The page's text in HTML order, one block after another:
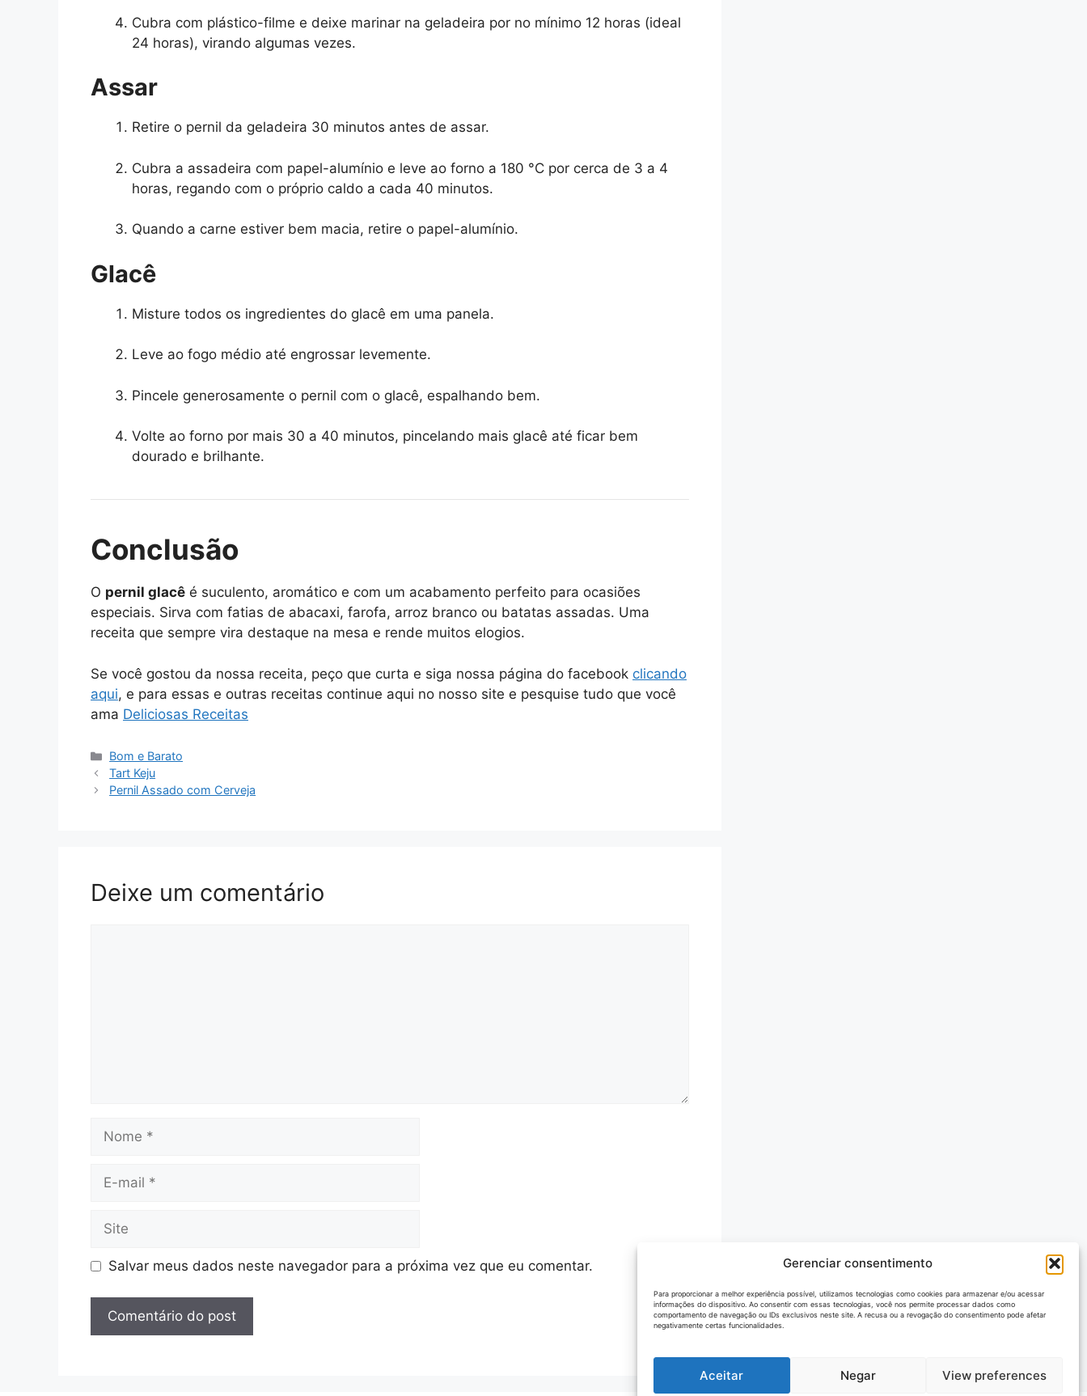
Gerenciar consentimento
Para proporcionar a melhor experiência possível, utilizamos tecnologias como cookies para armazenar e/ou acessar
informações do dispositivo. Ao consentir com essas tecnologias, você nos permite processar dados como
comportamento de navegação ou IDs exclusivos neste site. A recusa ou a revogação do consentimento pode afetar
negativamente certas funcionalidades.
Aceitar Negar View preferences
Cubra com plástico-filme e deixe marinar na geladeira por no mínimo 12 horas (ideal
24 horas), virando algumas vezes.
Assar
Retire o pernil da geladeira 30 minutos antes de assar.
Cubra a assadeira com papel-alumínio e leve ao forno a 180 °C por cerca de 3 a 4
horas, regando com o próprio caldo a cada 40 minutos.
Quando a carne estiver bem macia, retire o papel-alumínio.
Glacê
Misture todos os ingredientes do glacê em uma panela.
Leve ao fogo médio até engrossar levemente.
Pincele generosamente o pernil com o glacê, espalhando bem.
Volte ao forno por mais 30 a 40 minutos, pincelando mais glacê até ficar bem
dourado e brilhante.
Conclusão
O pernil glacê é suculento, aromático e com um acabamento perfeito para ocasiões
especiais. Sirva com fatias de abacaxi, farofa, arroz branco ou batatas assadas. Uma
receita que sempre vira destaque na mesa e rende muitos elogios.
Se você gostou da nossa receita, peço que curta e siga nossa página do facebook clicando
aqui, e para essas e outras receitas continue aqui no nosso site e pesquise tudo que você
ama Deliciosas Receitas
Categorias
Bom e Barato
Tart Keju
Pernil Assado com Cerveja
Deixe um comentário
Nome
Site
Salvar meus dados neste navegador para a próxima vez que eu comentar.